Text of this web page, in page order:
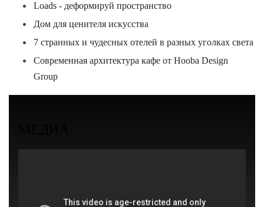
Loads - деформируй пространство
Дом для ценителя искусства
7 странных и чудесных отелей в разных уголках света
Современная архитектура кафе от Hooba Design
Group